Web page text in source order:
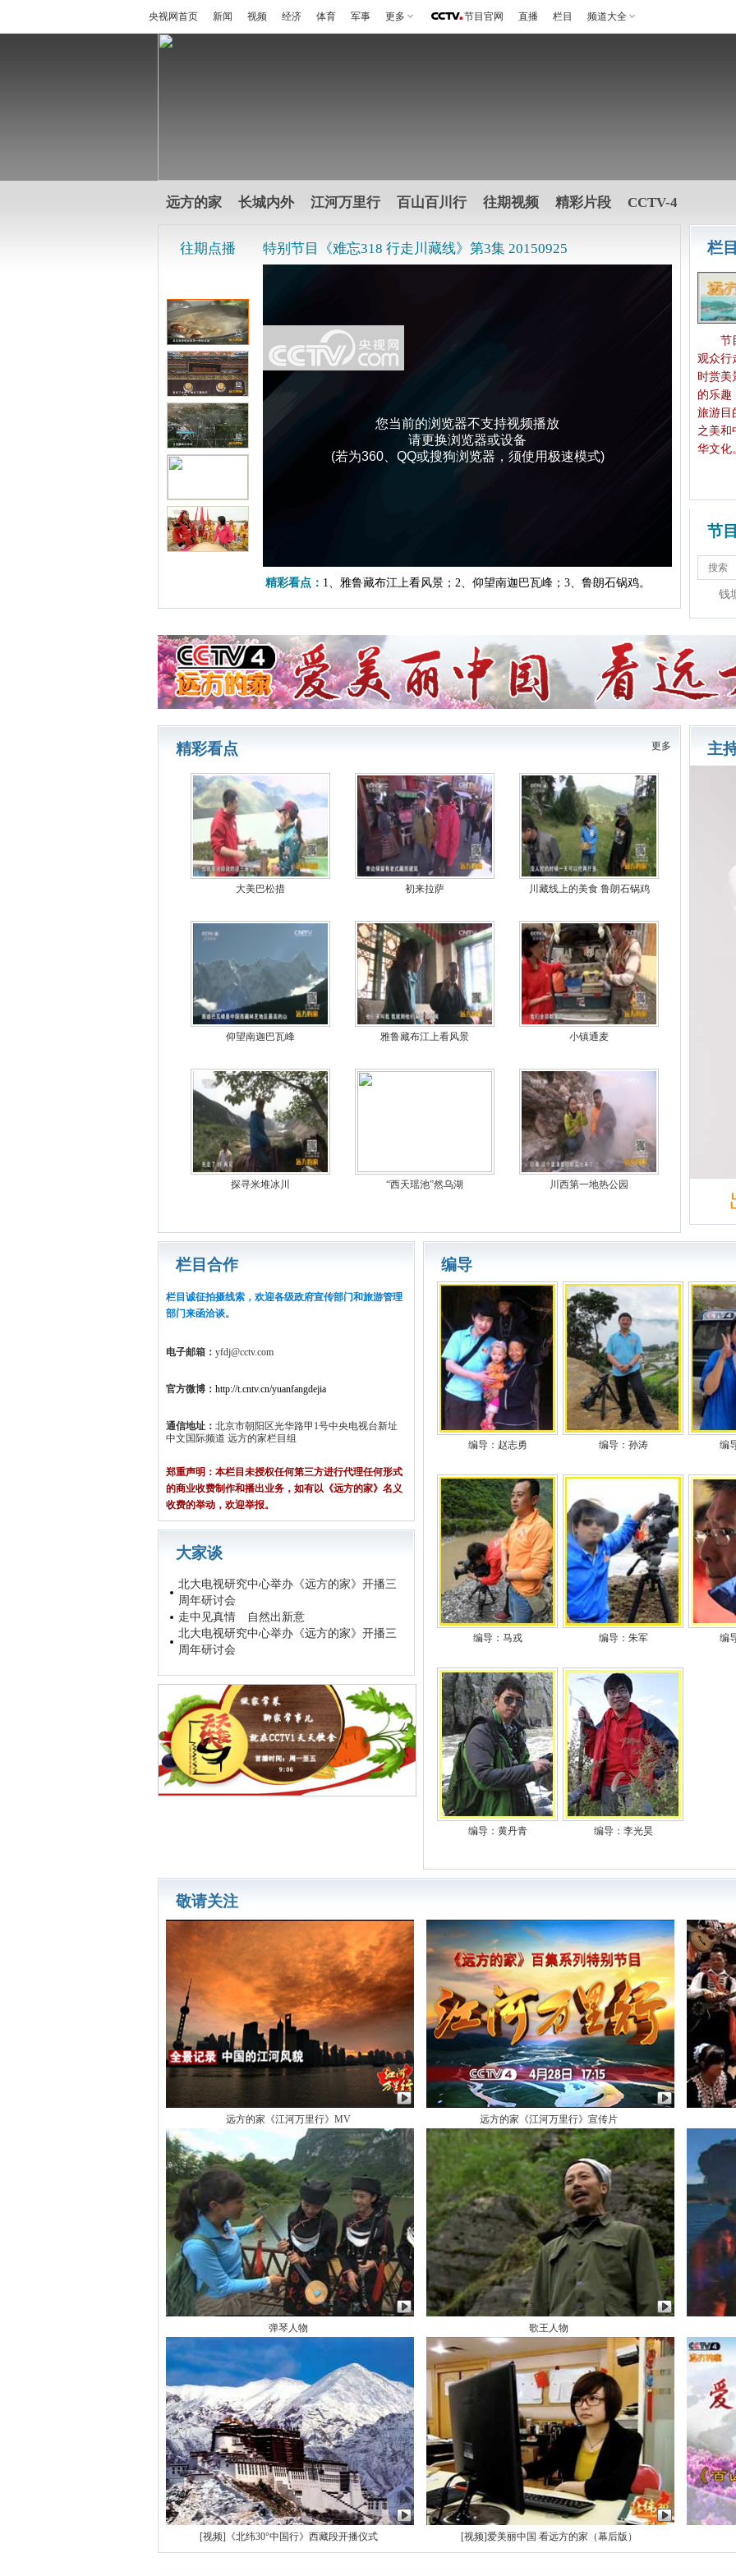
央视网首页 新闻 视频 经济 体育 军事 更多 节目官网 直播 栏目 频道大全
远方的家 长城内外 江河万里行 百山百川行 往期视频 精彩片段 CCTV-4
往期点播 特别节目《难忘318 行走川藏线》第3集 20150925
您当前的浏览器不支持视频播放
请更换浏览器或设备
(若为360、QQ或搜狗浏览器，须使用极速模式)
精彩看点： 1、雅鲁藏布江上看风景；2、仰望南迦巴瓦峰；3、鲁朗石锅鸡。
栏
节
观众行
时赏美
的乐趣
旅游目
之美和
华文化
节
钱
精彩看点 更多
大美巴松措 初来拉萨 川藏线上的美食 鲁朗石锅鸡
仰望南迦巴瓦峰 雅鲁藏布江上看风景 小镇通麦
探寻米堆冰川 “西天瑶池”然乌湖 川西第一地热公园
主
栏目合作
栏目诚征拍摄线索，欢迎各级政府宣传部门和旅游管理
部门来函洽谈。
电子邮箱： yfdj@cctv.com
官方微博： http://t.cntv.cn/yuanfangdejia
通信地址： 北京市朝阳区光华路甲1号中央电视台新址
中文国际频道 远方的家栏目组
郑重声明：本栏目未授权任何第三方进行代理任何形式
的商业收费制作和播出业务，如有以《远方的家》名义
收费的举动，欢迎举报。
大家谈
周年研讨会
走中见真情 自然出新意
北大电视研究中心举办《远方的家》开播三
周年研讨会
走中见真情 自然出新意
编导
编导：赵志勇 编导：孙涛 编
编导：马戎 编导：朱军 编
编导：黄丹青 编导：李光昊
敬请关注
远方的家《江河万里行》MV 远方的家《江河万里行》宣传片
弹琴人物 歌王人物
[视频]《北纬30°中国行》西藏段开播仪式 [视频]爱美丽中国 看远方的家（幕后版）